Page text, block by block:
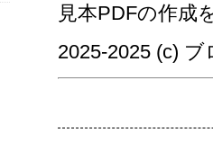
見本PDFの作成
2025-2025 (c) ブ